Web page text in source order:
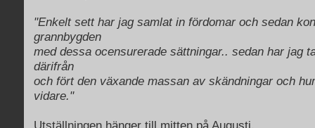
"Enkelt sett har jag samlat in fördomar och sedan
grannbygden
med dessa ocensurerade sättningar.. sedan har jag
därifrån
och fört den växande massan av skändningar och
vidare."
Utställningen hänger till mitten på Augusti.